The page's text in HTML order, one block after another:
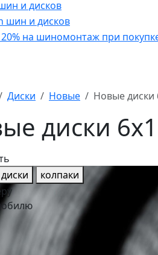
Диски Новые Новые диски
диски
диски
колпаки